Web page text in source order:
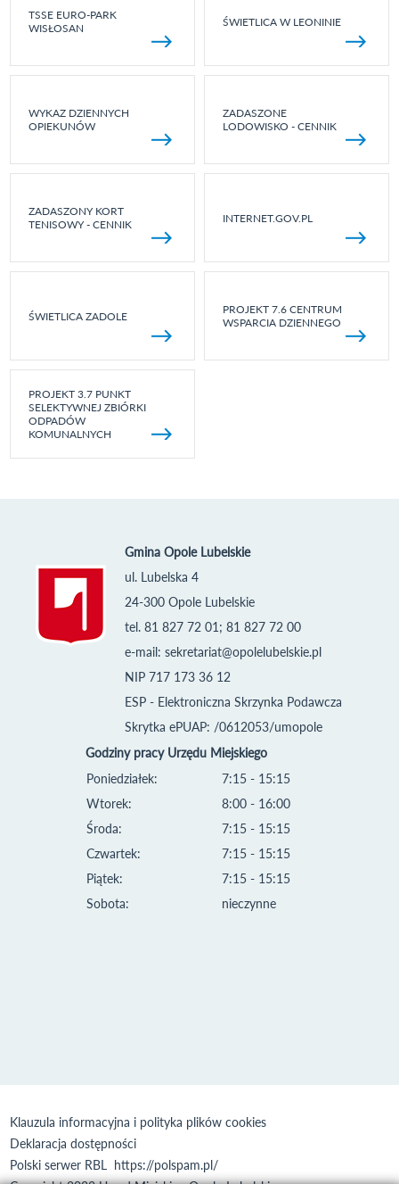
TSSE EURO-PARK
WISŁOSAN
ŚWIETLICA W LEONINIE
WYKAZ DZIENNYCH
OPIEKUNÓW
ZADASZONE
LODOWISKO - CENNIK
ZADASZONY KORT
TENISOWY - CENNIK
INTERNET.GOV.PL
ŚWIETLICA ZADOLE
PROJEKT 7.6 CENTRUM
WSPARCIA DZIENNEGO
PROJEKT 3.7 PUNKT
SELEKTYWNEJ ZBIÓRKI
ODPADÓW
KOMUNALNYCH
Gmina Opole Lubelskie
ul. Lubelska 4
24-300 Opole Lubelskie
tel. 81 827 72 01; 81 827 72 00
e-mail: sekretariat@opolelubelskie.pl
NIP 717 173 36 12
ESP - Elektroniczna Skrzynka Podawcza
Skrytka ePUAP: /0612053/umopole
Godziny pracy Urzędu Miejskiego
Poniedziałek:
Wtorek:
Środa:
Czwartek:
Piątek:
Sobota:
7:15 - 15:15
8:00 - 16:00
7:15 - 15:15
7:15 - 15:15
7:15 - 15:15
nieczynne
Klauzula informacyjna i polityka plików cookies
Deklaracja dostępności
Polski serwer RBL https://polspam.pl/